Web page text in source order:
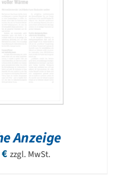
Anzeige
€ zzgl. MwSt.